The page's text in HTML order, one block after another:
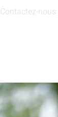
Contactez-